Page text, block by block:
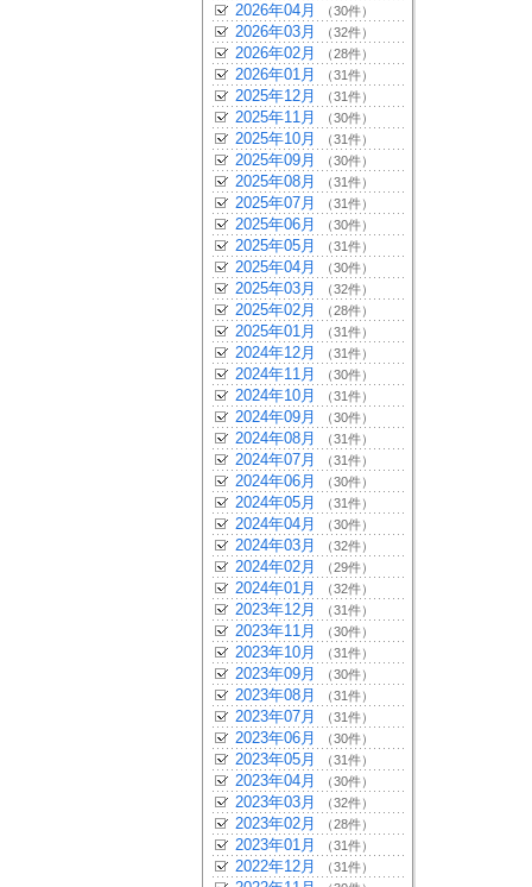
2026年04月 （30件）
2026年03月 （32件）
2026年02月 （28件）
2026年01月 （31件）
2025年12月 （31件）
2025年11月 （30件）
2025年10月 （31件）
2025年09月 （30件）
2025年08月 （31件）
2025年07月 （31件）
2025年06月 （30件）
2025年05月 （31件）
2025年04月 （30件）
2025年03月 （32件）
2025年02月 （28件）
2025年01月 （31件）
2024年12月 （31件）
2024年11月 （30件）
2024年10月 （31件）
2024年09月 （30件）
2024年08月 （31件）
2024年07月 （31件）
2024年06月 （30件）
2024年05月 （31件）
2024年04月 （30件）
2024年03月 （32件）
2024年02月 （29件）
2024年01月 （32件）
2023年12月 （31件）
2023年11月 （30件）
2023年10月 （31件）
2023年09月 （30件）
2023年08月 （31件）
2023年07月 （31件）
2023年06月 （30件）
2023年05月 （31件）
2023年04月 （30件）
2023年03月 （32件）
2023年02月 （28件）
2023年01月 （31件）
2022年12月 （31件）